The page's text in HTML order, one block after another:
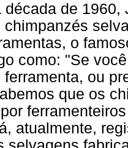
década de
o
como: "Se
ferramenta, ou
que os
atualmente,